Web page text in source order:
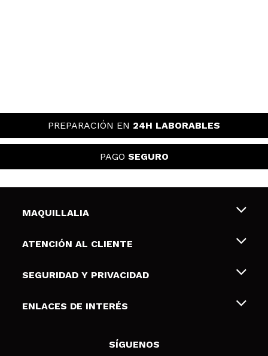
PREPARACIÓN EN 24H LABORABLES
PAGO SEGURO
MAQUILLALIA
Sobre nosotros
Tarjetas de Regalo
ATENCIÓN AL CLIENTE
Envíos y devoluciones
Formas de pago
SEGURIDAD Y PRIVACIDAD
Terminos y condiciones de uso
Política de cookies
ENLACES DE INTERÉS
SÍGUENOS